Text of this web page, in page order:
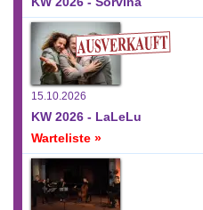
15.10.2026
KW 2026 - LaLeLu
Warteliste »